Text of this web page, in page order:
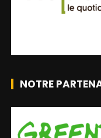
NOTRE